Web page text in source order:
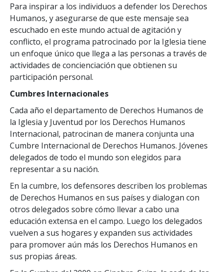
Para inspirar a los individuos a defender los Derechos
Humanos, y asegurarse de que este mensaje sea
escuchado en este mundo actual de agitación y
conflicto, el programa patrocinado por la Iglesia tiene
un enfoque único que llega a las personas a través de
actividades de concienciación que obtienen su
participación personal.
Cumbres Internacionales
Cada año el departamento de Derechos Humanos de
la Iglesia y Juventud por los Derechos Humanos
Internacional, patrocinan de manera conjunta una
Cumbre Internacional de Derechos Humanos. Jóvenes
delegados de todo el mundo son elegidos para
representar a su nación.
En la cumbre, los defensores describen los problemas
de Derechos Humanos en sus países y dialogan con
otros delegados sobre cómo llevar a cabo una
educación extensa en el campo. Luego los delegados
vuelven a sus hogares y expanden sus actividades
para promover aún más los Derechos Humanos en
sus propias áreas.